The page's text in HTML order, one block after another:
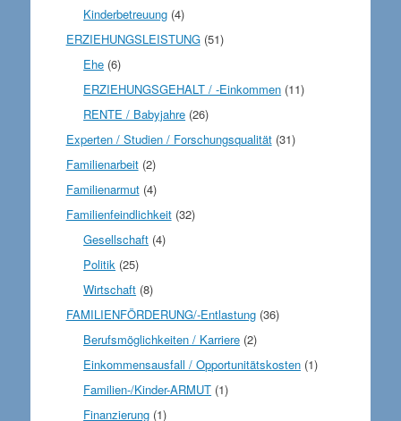
Kinderbetreuung (4)
ERZIEHUNGSLEISTUNG(51)
Ehe (6)
ERZIEHUNGSGEHALT / -Einkommen (11)
RENTE / Babyjahre (26)
Experten / Studien / Forschungsqualität(31)
Familienarbeit(2)
Familienarmut(4)
Familienfeindlichkeit(32)
Gesellschaft (4)
Politik (25)
Wirtschaft (8)
FAMILIENFÖRDERUNG/-Entlastung(36)
Berufsmöglichkeiten / Karriere (2)
Einkommensausfall / Opportunitätskosten (1)
Familien-/Kinder-ARMUT (1)
Finanzierung (1)